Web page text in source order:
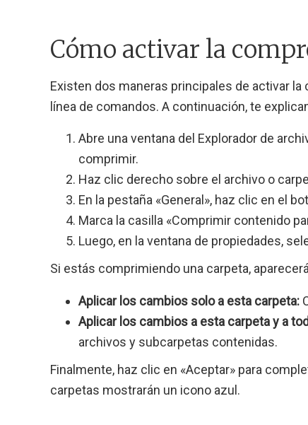
Cómo activar la
Existen dos maneras principales de activar
línea de comandos. A continuación, te
Abre una ventana del Explorador de
comprimir.
Haz clic derecho sobre el archivo o
En la pestaña «General», haz clic en el
Marca la casilla «Comprimir contenido
Luego, en la ventana de propiedades,
Si estás comprimiendo una carpeta,
Aplicar los cambios solo a esta carpeta:
Aplicar los cambios a esta carpeta y a
archivos y subcarpetas contenidas.
Finalmente, haz clic en «Aceptar» para
carpetas mostrarán un icono azul.